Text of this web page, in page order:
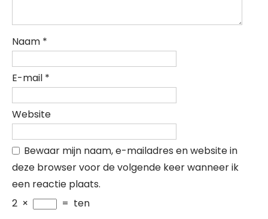
Naam *
E-mail *
Website
Bewaar mijn naam, e-mailadres en website in
deze browser voor de volgende keer wanneer ik
een reactie plaats.
2 × = ten